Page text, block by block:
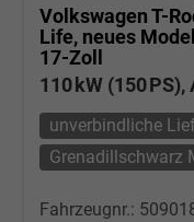
Volkswagen T-
Life, neues
17-Zoll
110 kW (150
unverbindliche
Grenadillschwarz
Fahrzeugnr.: